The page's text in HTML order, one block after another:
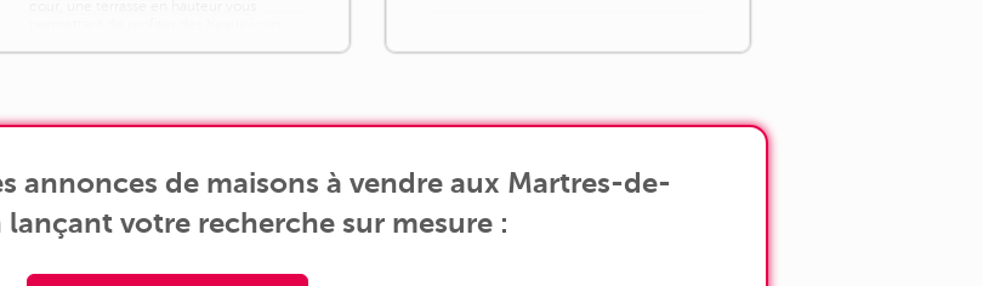
annonces de maisons à vendre aux Martres-de-
lançant votre recherche sur mesure :